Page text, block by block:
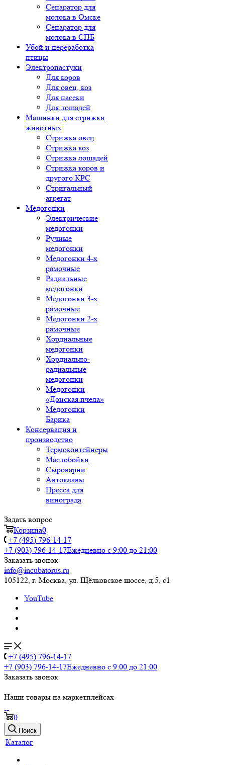
Сепаратор для
молока в Омске
Сепаратор для
молока в СПБ
Убой и переработка
птицы
Электропастухи
Для коров
Для овец, коз
Для пасеки
Для лошадей
Машинки для стрижки
животных
Стрижка овец
Стрижка коз
Стрижка лошадей
Стрижка коров и
другого КРС
Стригальный
агрегат
Медогонки
Электрические
медогонки
Ручные
медогонки
Медогонки 4-х
рамочные
Радиальные
медогонки
Медогонки 3-х
рамочные
Медогонки 2-х
рамочные
Хордиальные
медогонки
Хордиально-
радиальные
медогонки
Медогонки
«Донская пчела»
Медогонки
Барика
Консервация и
производство
Термоконтейнеры
Маслобойки
Сыроварни
Автоклавы
Пресса для
винограда
Задать вопрос
Корзина0
+7 (495) 796-14-17
+7 (903) 796-14-17Ежедневно с 9:00 до 21:00
Заказать звонок
info@incubatorus.ru
105122, г. Москва, ул. Щёлковское шоссе, д.5, с1
YouTube
+7 (495) 796-14-17
+7 (903) 796-14-17Ежедневно с 9:00 до 21:00
Заказать звонок
Наши товары на маркетплейсах
0
Поиск
Каталог